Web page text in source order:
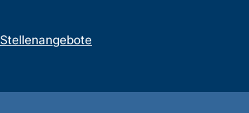
Stellenangebote